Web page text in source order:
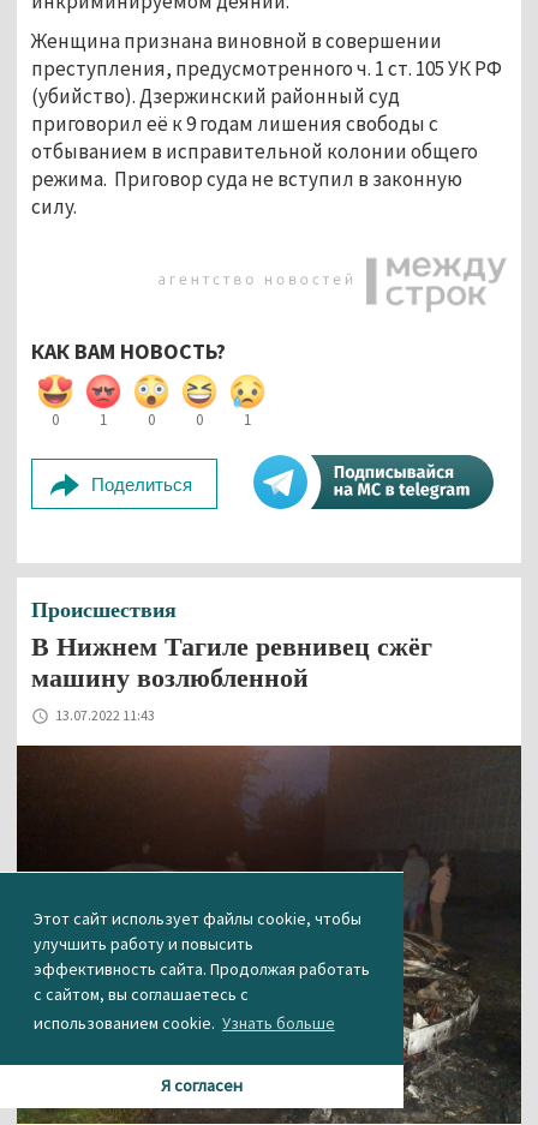
Этот сайт использует файлы cookie, чтобы
улучшить работу и повысить
эффективность сайта. Продолжая работать
с сайтом, вы соглашаетесь с
использованием cookie. Узнать больше
Я согласен
Женщина признана виновной в совершении
преступления, предусмотренного ч. 1 ст. 105 УК РФ
(убийство). Дзержинский районный суд
приговорил её к 9 годам лишения свободы с
отбыванием в исправительной колонии общего
режима. Приговор суда не вступил в законную
силу.
КАК ВАМ НОВОСТЬ?
0 1 0 0 1
Поделиться
Происшествия
В Нижнем Тагиле ревнивец сжёг
машину возлюбленной
13.07.2022 11:43